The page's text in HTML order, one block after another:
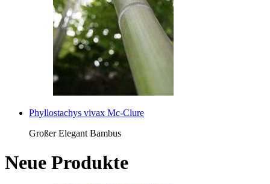
Phyllostachys vivax Mc-Clure
Großer Elegant Bambus
Neue Produkte